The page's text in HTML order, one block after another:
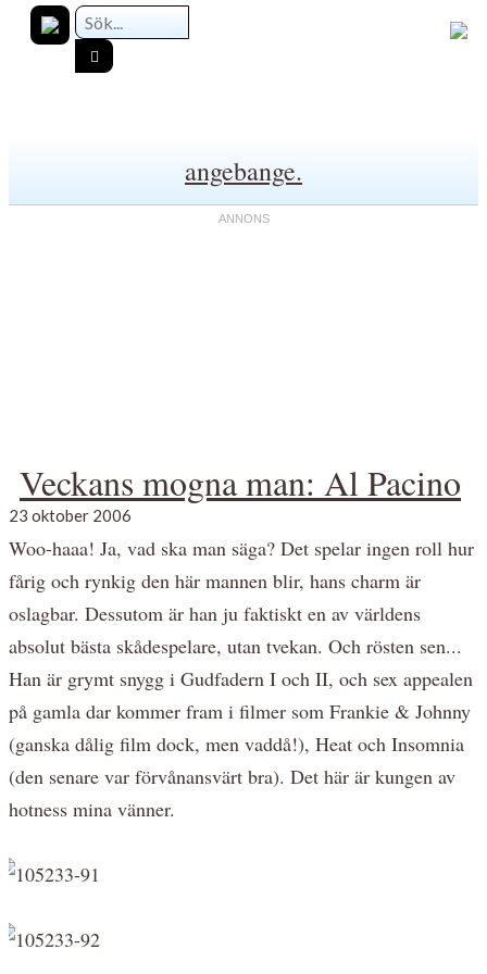
angebange.
Veckans mogna man: Al Pacino
23 oktober 2006
Woo-haaa! Ja, vad ska man säga? Det spelar ingen roll hur
fårig och rynkig den här mannen blir, hans charm är
oslagbar. Dessutom är han ju faktiskt en av världens
absolut bästa skådespelare, utan tvekan. Och rösten sen...
Han är grymt snygg i Gudfadern I och II, och sex appealen
på gamla dar kommer fram i filmer som Frankie & Johnny
(ganska dålig film dock, men vaddå!), Heat och Insomnia
(den senare var förvånansvärt bra). Det här är kungen av
hotness mina vänner.